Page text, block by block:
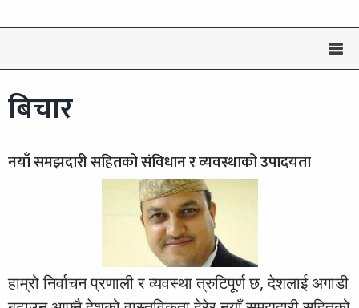
बिचार
नयाँ समझदारी सहितको संविधान र व्यवस्थाको उपादयता
हाम्रो निर्वाचन प्रणाली र व्यवस्था त्रुटिपूर्ण छ, देशलाई अगाडी